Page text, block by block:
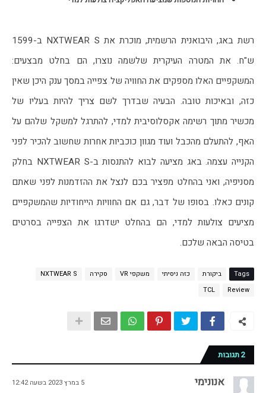
בטיסה הבאה שלכם.
Tags ביקורת כזה ניסיתי משקפי VR סקירה
NXTWEAR S
Review
TCL
2 תגובות
אנונימי 5 במרץ 2023 בשעה 12:42